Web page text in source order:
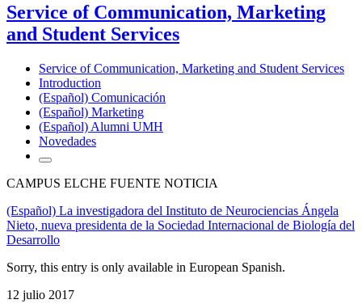
Service of Communication, Marketing
and Student Services
Service of Communication, Marketing and Student Services
Introduction
(Español) Comunicación
(Español) Marketing
(Español) Alumni UMH
Novedades
CAMPUS ELCHE FUENTE NOTICIA
(Español) La investigadora del Instituto de Neurociencias Ángela
Nieto, nueva presidenta de la Sociedad Internacional de Biología del
Desarrollo
Sorry, this entry is only available in European Spanish.
12 julio 2017